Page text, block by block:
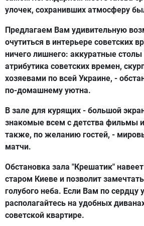
улочек, сохранивших атмосферу
Предлагаем Вам удивительную
очутиться в интерьере советских
ничего лишнего: аккуратные
атрибутика советских времен,
хозяевами по всей Украине, -
по-домашнему уютна.
В зале для курящих - большой
знакомые всем с детства фильмы
также, по желанию гостей, -
матчи.
Обстановка зала "Крешатик"
старом Киеве и позволит
голубого неба. Если Вам по сердцу
располагайтесь на удобных
советской квартире.